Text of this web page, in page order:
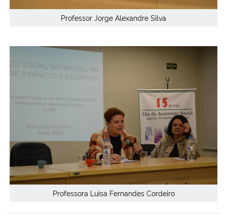
Professor Jorge Alexandre Silva
Professora Luisa Fernandes Cordeiro